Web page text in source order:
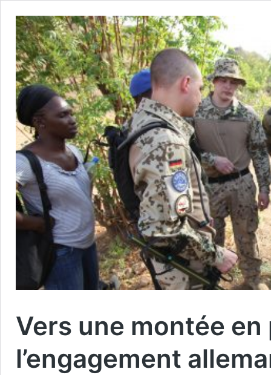
Vers une montée
l’engagement